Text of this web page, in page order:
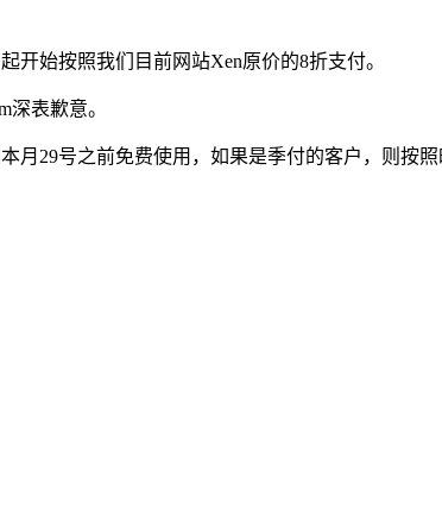
开始按照我们目前网站Xen原价的8折支付。
表歉意。
月29号之前免费使用，如果是季付的客户，则按